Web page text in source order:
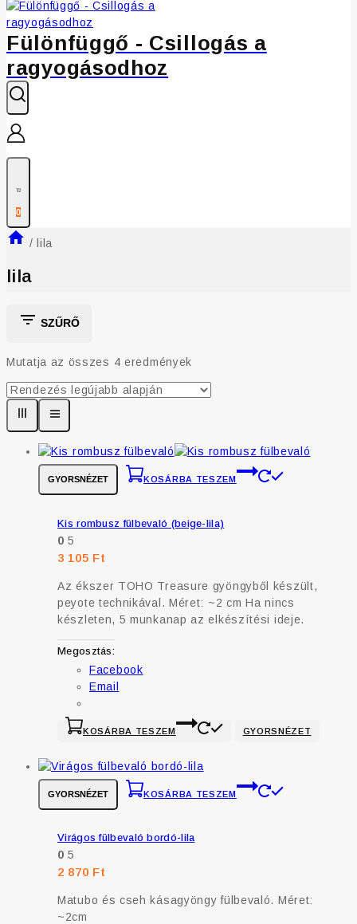
Fülönfüggő - Csillogás a
ragyogásodhoz
0
/ lila
lila
SZŰRŐ
Mutatja az összes 4 eredmények
GYORSNÉZET KOSÁRBA TESZEM
Kis rombusz fülbevaló (beige-lila)
0 5
3 105 Ft
Az ékszer TOHO Treasure gyöngyből készült,
peyote technikával. Méret: ~2 cm Ha nincs
készleten, 5 munkanap az elkészítési ideje.
Megosztás:
Facebook
Email
KOSÁRBA TESZEM GYORSNÉZET
GYORSNÉZET KOSÁRBA TESZEM
Virágos fülbevaló bordó-lila
0 5
2 870 Ft
Matubo és cseh kásagyöngy fülbevaló. Méret:
~2cm